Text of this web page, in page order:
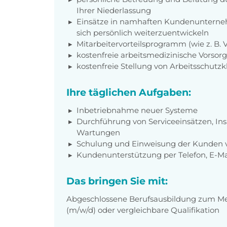
Ihrer Niederlassung
Einsätze in namhaften
sich persönlich weiterzuentwickeln
Mitarbeitervorteilsprogramm (wie z. B.
kostenfreie arbeitsmedizinische
kostenfreie Stellung von
Ihre täglichen Aufgaben:
Inbetriebnahme neuer Systeme
Durchführung von Serviceeinsätzen,
Wartungen
Schulung und Einweisung der Kunden
Kundenunterstützung per Telefon, E-
Das bringen Sie mit:
Abgeschlossene Berufsausbildung zum
(m/w/d) oder vergleichbare Qualifikation